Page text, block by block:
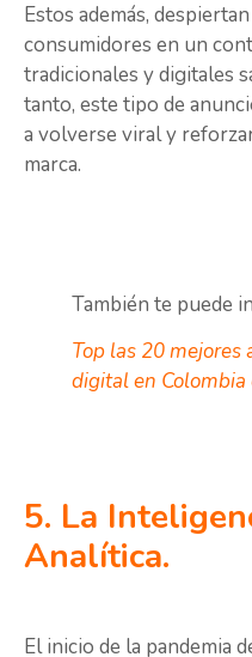
Estos además,
consumidores en un
tradicionales y digitales
tanto, este tipo de
a volverse viral y
marca.
También te puede
Top las 20
digital en
5. La
Analítica.
El inicio de la pandemia